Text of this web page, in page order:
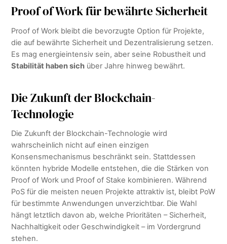
Proof of Work für bewährte Sicherheit
Proof of Work bleibt die bevorzugte Option für Projekte,
die auf bewährte Sicherheit und Dezentralisierung setzen.
Es mag energieintensiv sein, aber seine Robustheit und
Stabilität haben sich über Jahre hinweg bewährt.
Die Zukunft der Blockchain-
Technologie
Die Zukunft der Blockchain-Technologie wird
wahrscheinlich nicht auf einen einzigen
Konsensmechanismus beschränkt sein. Stattdessen
könnten hybride Modelle entstehen, die die Stärken von
Proof of Work und Proof of Stake kombinieren. Während
PoS für die meisten neuen Projekte attraktiv ist, bleibt PoW
für bestimmte Anwendungen unverzichtbar. Die Wahl
hängt letztlich davon ab, welche Prioritäten – Sicherheit,
Nachhaltigkeit oder Geschwindigkeit – im Vordergrund
stehen.